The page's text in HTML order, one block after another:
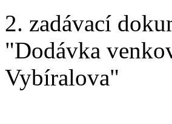
2. zadávací
"Dodávka
Vybíralova"